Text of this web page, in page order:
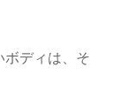
ボディは、そ